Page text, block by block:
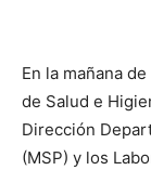
En la mañana
de Salud e
Dirección
(MSP) y los